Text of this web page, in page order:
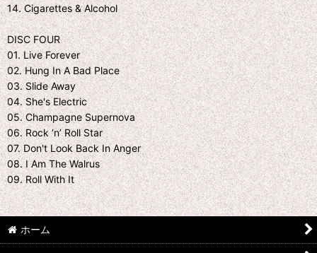
14. Cigarettes & Alcohol
DISC FOUR
01. Live Forever
02. Hung In A Bad Place
03. Slide Away
04. She's Electric
05. Champagne Supernova
06. Rock ‘n’ Roll Star
07. Don't Look Back In Anger
08. I Am The Walrus
09. Roll With It
ホーム